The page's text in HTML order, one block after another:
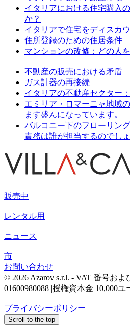
イタリアにおける住宅購入
か？
イタリアで住宅をディスカ
住所登録のための住居条件
マンションの改修：どの人
不動産の販売における矛盾
ガス計器の再接続
イタリアの不動産セクター
エミリア・ロマーニャ地域
ます盛んになっています。
バルコニー下のフローリン
責務は誰が担当するのでし
販売中
レンタル用
ニュース
市
お問い合わせ
© 2026 Azarov s.r.l. - VAT 番号お
01600980088 |授権資本金 10,000ユ
プライバシーポリシー
Scroll to the top